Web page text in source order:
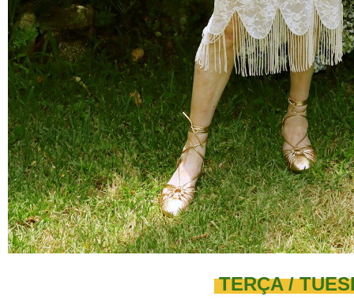
TERÇA /